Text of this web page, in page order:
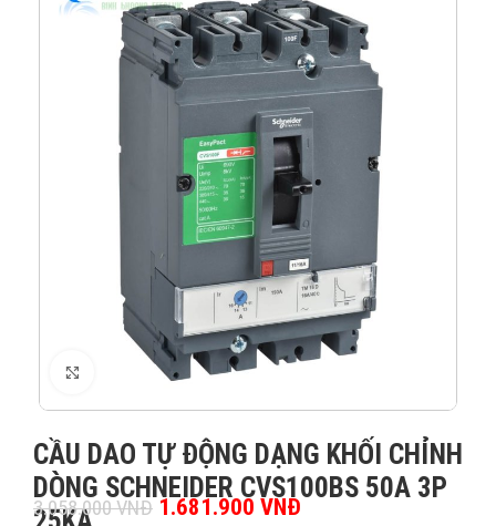
XEM ẢNH
CẦU DAO TỰ ĐỘNG DẠNG KHỐI CHỈNH
DÒNG SCHNEIDER CVS100BS 50A 3P
3.058.000VNĐ Giá gốc là: 3.058.000 VNĐ.
1.681.900 VNĐ